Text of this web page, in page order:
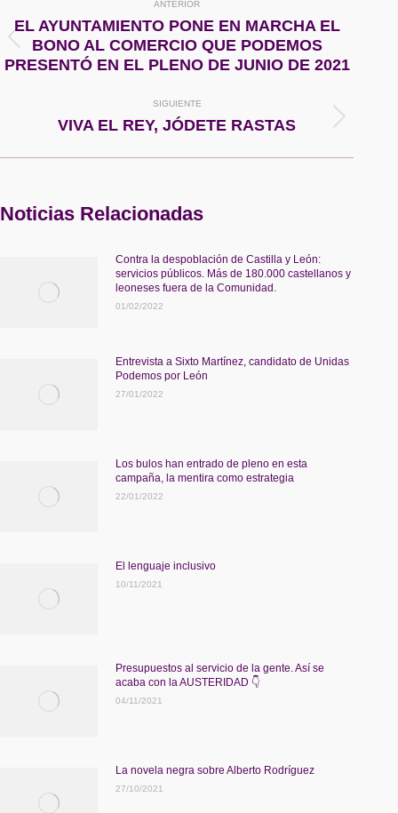
entre
publicaciones
ANTERIOR
Publicación
anterior:
EL AYUNTAMIENTO PONE EN MARCHA EL
BONO AL COMERCIO QUE PODEMOS
PRESENTÓ EN EL PLENO DE JUNIO DE 2021
SIGUIENTE
Publicación
VIVA EL REY, JÓDETE RASTAS
Noticias Relacionadas
Contra la despoblación de Castilla y León:
servicios públicos. Más de 180.000 castellanos y
leoneses fuera de la Comunidad.
01/02/2022
Entrevista a Sixto Martínez, candidato de Unidas
Podemos por León
27/01/2022
Los bulos han entrado de pleno en esta
campaña, la mentira como estrategia
22/01/2022
El lenguaje inclusivo
10/11/2021
Presupuestos al servicio de la gente. Así se
acaba con la AUSTERIDAD 👇
04/11/2021
La novela negra sobre Alberto Rodríguez
27/10/2021